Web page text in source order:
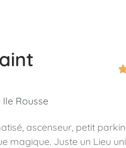
Rousse
ascenseur, petit
magique. Juste un Lieu